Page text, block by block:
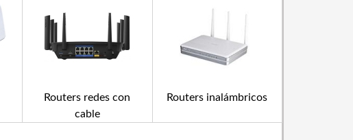
Routers redes con
cable
Routers inalámbricos